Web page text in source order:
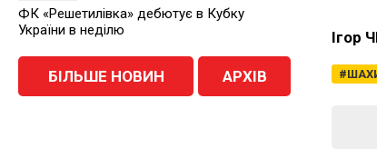
Ігор
ФК «Решетилівка» дебютує в Кубку
України в неділю
БІЛЬШЕ НОВИН АРХІВ